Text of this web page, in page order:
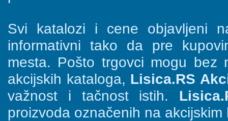
Svi katalozi i cene objavljeni
informativni tako da pre
mesta. Pošto trgovci mogu bez
akcijskih kataloga, Lisica.RS
važnost i tačnost istih.
proizvoda označenih na akcijskim